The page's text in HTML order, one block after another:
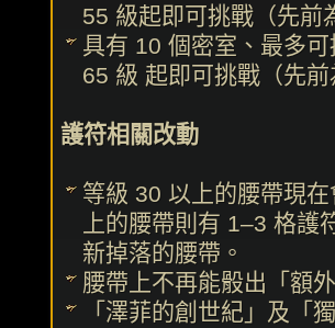
55 級起即可挑戰（先前
具有 10 個密室、最多
65 級 起即可挑戰（先前
護符相關改動
等級 30 以上的腰帶現
上的腰帶則有 1–3 格
新掉落的腰帶。
腰帶上不再能骰出「額
「澤菲的創世紀」及「